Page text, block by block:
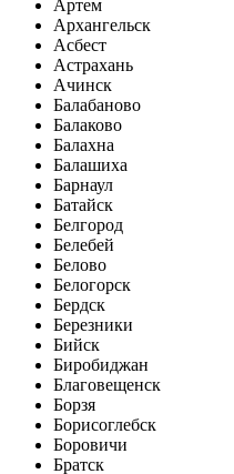
Артем
Архангельск
Асбест
Астрахань
Ачинск
Балабаново
Балаково
Балахна
Балашиха
Барнаул
Батайск
Белгород
Белебей
Белово
Белогорск
Бердск
Березники
Бийск
Биробиджан
Благовещенск
Борзя
Борисоглебск
Боровичи
Братск